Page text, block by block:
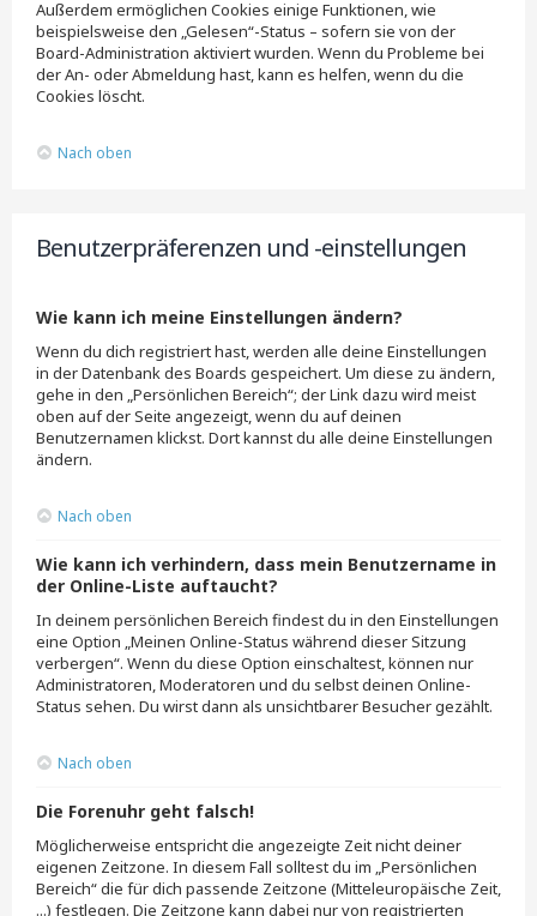
Außerdem ermöglichen Cookies einige Funktionen, wie
beispielsweise den „Gelesen“-Status – sofern sie von der
Board-Administration aktiviert wurden. Wenn du Probleme bei
der An- oder Abmeldung hast, kann es helfen, wenn du die
Cookies löscht.
Nach oben
Benutzerpräferenzen und -einstellungen
Wie kann ich meine Einstellungen ändern?
Wenn du dich registriert hast, werden alle deine Einstellungen
in der Datenbank des Boards gespeichert. Um diese zu ändern,
gehe in den „Persönlichen Bereich“; der Link dazu wird meist
oben auf der Seite angezeigt, wenn du auf deinen
Benutzernamen klickst. Dort kannst du alle deine Einstellungen
ändern.
Nach oben
Wie kann ich verhindern, dass mein Benutzername in
der Online-Liste auftaucht?
In deinem persönlichen Bereich findest du in den Einstellungen
eine Option „Meinen Online-Status während dieser Sitzung
verbergen“. Wenn du diese Option einschaltest, können nur
Administratoren, Moderatoren und du selbst deinen Online-
Status sehen. Du wirst dann als unsichtbarer Besucher gezählt.
Nach oben
Die Forenuhr geht falsch!
Möglicherweise entspricht die angezeigte Zeit nicht deiner
eigenen Zeitzone. In diesem Fall solltest du im „Persönlichen
Bereich“ die für dich passende Zeitzone (Mitteleuropäische Zeit,
...) festlegen. Die Zeitzone kann dabei nur von registrierten